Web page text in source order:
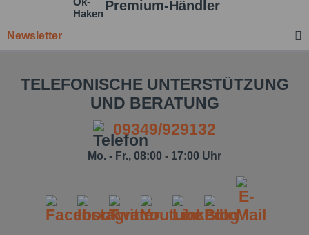
Premium-Händler
Newsletter
TELEFONISCHE UNTERSTÜTZUNG
UND BERATUNG
09349/929132
Mo. - Fr., 08:00 - 17:00 Uhr